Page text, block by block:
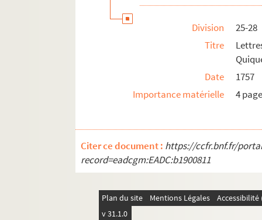
Division
25-28
Titre
Date
1757
Importance matérielle
4
Citer ce document : https://ccfr.bnf.fr/
record=eadcgm:EADC:b1900811
Plan du site Mentions Légales
v 31.1.0